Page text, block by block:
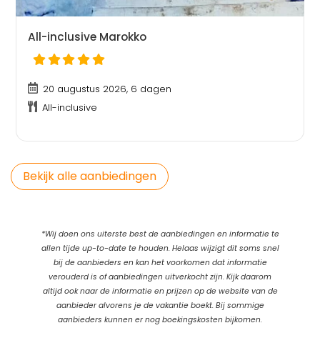
All-inclusive Marokko
20 augustus 2026, 6 dagen
All-inclusive
Bekijk alle aanbiedingen
*Wij doen ons uiterste best de aanbiedingen en informatie te
allen tijde up-to-date te houden. Helaas wijzigt dit soms snel
bij de aanbieders en kan het voorkomen dat informatie
verouderd is of aanbiedingen uitverkocht zijn. Kijk daarom
altijd ook naar de informatie en prijzen op de website van de
aanbieder alvorens je de vakantie boekt. Bij sommige
aanbieders kunnen er nog boekingskosten bijkomen.